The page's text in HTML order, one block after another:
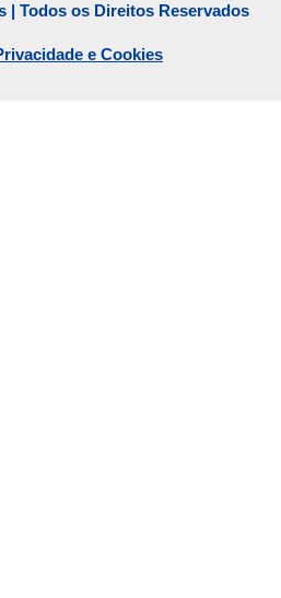
| Todos os Direitos Reservados
e Cookies